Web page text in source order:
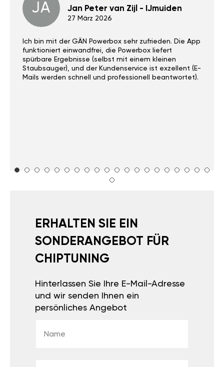
JA Jan Peter van Zijl - IJmuiden
27 März 2026
Ich bin mit der GÄN Powerbox sehr zufrieden. Die App
funktioniert einwandfrei, die Powerbox liefert
spürbare Ergebnisse (selbst mit einem kleinen
Staubsauger), und der Kundenservice ist exzellent (E-
Mails werden schnell und professionell beantwortet).
ERHALTEN SIE EIN
SONDERANGEBOT FÜR
CHIPTUNING
Hinterlassen Sie Ihre E-Mail-Adresse
und wir senden Ihnen ein
persönliches Angebot